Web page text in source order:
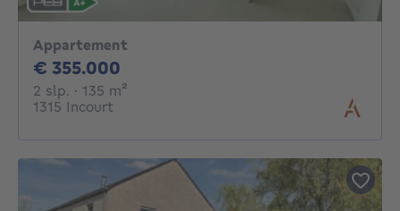
Appartement
€ 355.000
2 slp. 2 slaapkamers
· 135 m²
1315 Incourt